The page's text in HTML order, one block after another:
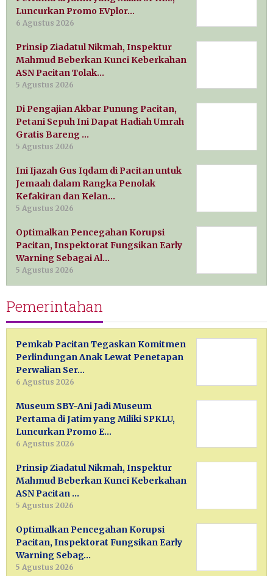
Luncurkan Promo EVplor…
6 Agustus 2026
Prinsip Ziadatul Nikmah, Inspektur
Mahmud Beberkan Kunci Keberkahan
ASN Pacitan Tolak…
5 Agustus 2026
Di Pengajian Akbar Punung Pacitan,
Petani Sepuh Ini Dapat Hadiah Umrah
Gratis Bareng …
5 Agustus 2026
Ini Ijazah Gus Iqdam di Pacitan untuk
Jemaah dalam Rangka Penolak
Kefakiran dan Kelan…
5 Agustus 2026
Optimalkan Pencegahan Korupsi
Pacitan, Inspektorat Fungsikan Early
Warning Sebagai Al…
5 Agustus 2026
Pemerintahan
Pemkab Pacitan Tegaskan Komitmen
Perlindungan Anak Lewat Penetapan
Perwalian Ser…
6 Agustus 2026
Museum SBY-Ani Jadi Museum
Pertama di Jatim yang Miliki SPKLU,
Luncurkan Promo E…
6 Agustus 2026
Prinsip Ziadatul Nikmah, Inspektur
Mahmud Beberkan Kunci Keberkahan
ASN Pacitan …
5 Agustus 2026
Optimalkan Pencegahan Korupsi
Pacitan, Inspektorat Fungsikan Early
Warning Sebag…
5 Agustus 2026